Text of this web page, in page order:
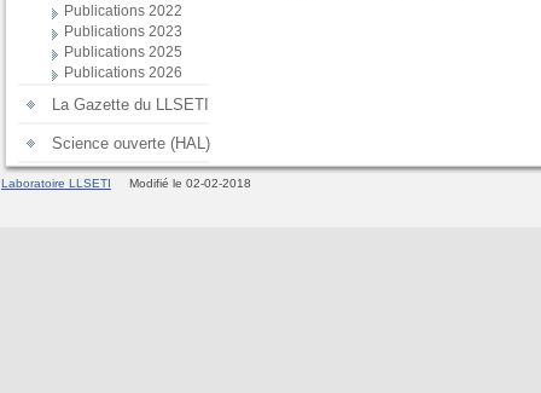
Publications 2022
Publications 2023
Publications 2025
Publications 2026
La Gazette du LLSETI
Science ouverte (HAL)
Laboratoire LLSETI Modifié le 02-02-2018